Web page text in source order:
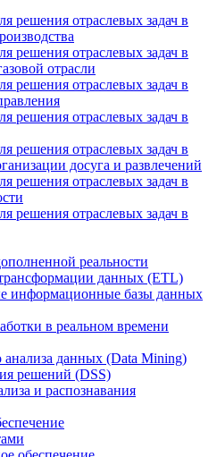
решения отраслевых задач в
решения отраслевых задач в
отрасли
решения отраслевых задач в
решения отраслевых задач в
решения отраслевых задач в
досуга и развлечений
решения отраслевых задач в
решения отраслевых задач в
реальности
данных (ETL)
информационные базы данных
в реальном времени
анализа данных (Data Mining)
решений (DSS)
и распознавания